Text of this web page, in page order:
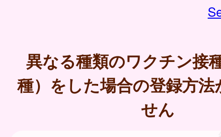
異なる種類のワクチン接
種）をした場合の登録方
せん